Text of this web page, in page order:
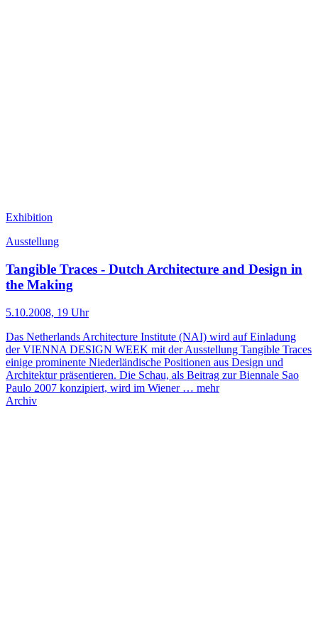
Exhibition
Ausstellung
Tangible Traces - Dutch Architecture and Design in
the Making
5.10.2008, 19 Uhr
Das Netherlands Architecture Institute (NAI) wird auf Einladung
der VIENNA DESIGN WEEK mit der Ausstellung Tangible Traces
einige prominente Niederländische Positionen aus Design und
Architektur präsentieren. Die Schau, als Beitrag zur Biennale Sao
Paulo 2007 konzipiert, wird im Wiener … mehr
Archiv